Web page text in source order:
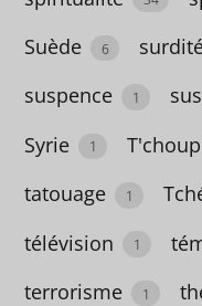
Colombie
comédie
1
comics
Suède 6
suspence 1
Syrie 1
tatouage 1
télévision 1
terrorisme 1